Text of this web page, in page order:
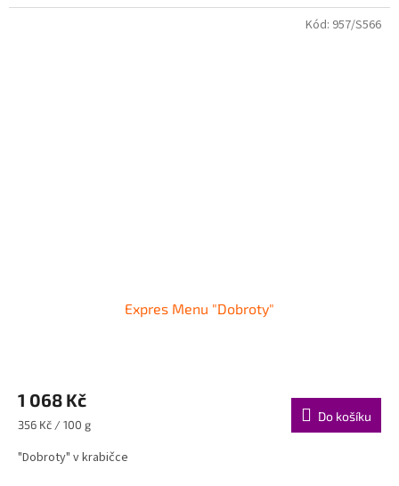
Expres Menu "Dobroty"
1 068 Kč
Měrná
356 Kč / 100 g
Do košíku
"Dobroty" v krabičce
Kód: 957/S566